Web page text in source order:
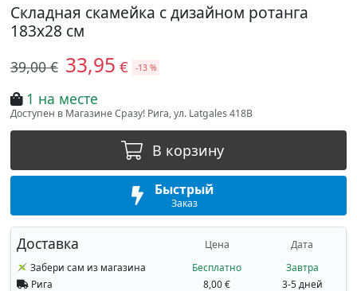
Складная скамейка с дизайном ротанга
183x28 см
39,00 € 33,95 € -13 %
1 на месте
Доступен в Магазине Сразу! Рига, ул. Latgales 418B
В корзину
Быстрый
Заказ
Доставка Цена Дата
Забери сам из магазина Бесплатно
Завтра
Рига
8,00 €
3-5 дней